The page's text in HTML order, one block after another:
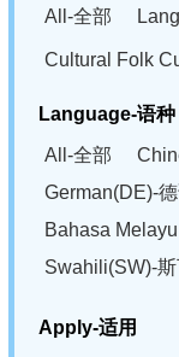
All-全部
Cultural Folk
Language-语种
All-全部
German(DE)-
Bahasa
Swahili(SW)-
Apply-适用